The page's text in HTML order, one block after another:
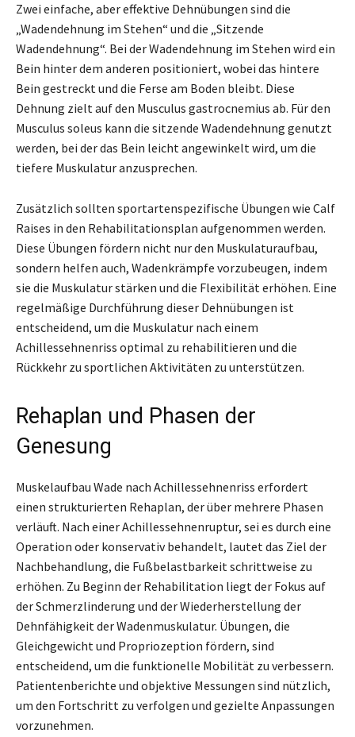
Zwei einfache, aber effektive Dehnübungen sind die
„Wadendehnung im Stehen“ und die „Sitzende
Wadendehnung“. Bei der Wadendehnung im Stehen wird ein
Bein hinter dem anderen positioniert, wobei das hintere
Bein gestreckt und die Ferse am Boden bleibt. Diese
Dehnung zielt auf den Musculus gastrocnemius ab. Für den
Musculus soleus kann die sitzende Wadendehnung genutzt
werden, bei der das Bein leicht angewinkelt wird, um die
tiefere Muskulatur anzusprechen.
Zusätzlich sollten sportartenspezifische Übungen wie Calf
Raises in den Rehabilitationsplan aufgenommen werden.
Diese Übungen fördern nicht nur den Muskulaturaufbau,
sondern helfen auch, Wadenkrämpfe vorzubeugen, indem
sie die Muskulatur stärken und die Flexibilität erhöhen. Eine
regelmäßige Durchführung dieser Dehnübungen ist
entscheidend, um die Muskulatur nach einem
Achillessehnenriss optimal zu rehabilitieren und die
Rückkehr zu sportlichen Aktivitäten zu unterstützen.
Rehaplan und Phasen der
Genesung
Muskelaufbau Wade nach Achillessehnenriss erfordert
einen strukturierten Rehaplan, der über mehrere Phasen
verläuft. Nach einer Achillessehnenruptur, sei es durch eine
Operation oder konservativ behandelt, lautet das Ziel der
Nachbehandlung, die Fußbelastbarkeit schrittweise zu
erhöhen. Zu Beginn der Rehabilitation liegt der Fokus auf
der Schmerzlinderung und der Wiederherstellung der
Dehnfähigkeit der Wadenmuskulatur. Übungen, die
Gleichgewicht und Propriozeption fördern, sind
entscheidend, um die funktionelle Mobilität zu verbessern.
Patientenberichte und objektive Messungen sind nützlich,
um den Fortschritt zu verfolgen und gezielte Anpassungen
vorzunehmen.